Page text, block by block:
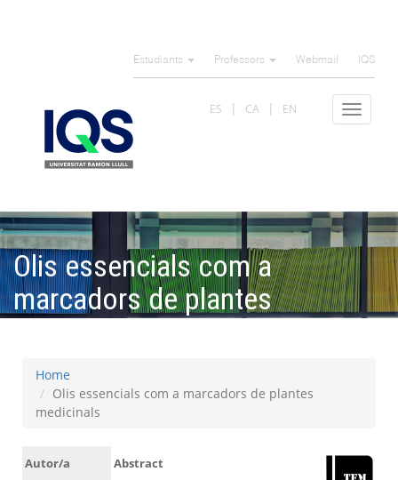
Estudiants Professors Webmail IQS
Toggle
ES CA EN
Olis essencials com a
marcadors de plantes
Home
Olis essencials com a marcadors de plantes
medicinals
Autor/a
Abstract